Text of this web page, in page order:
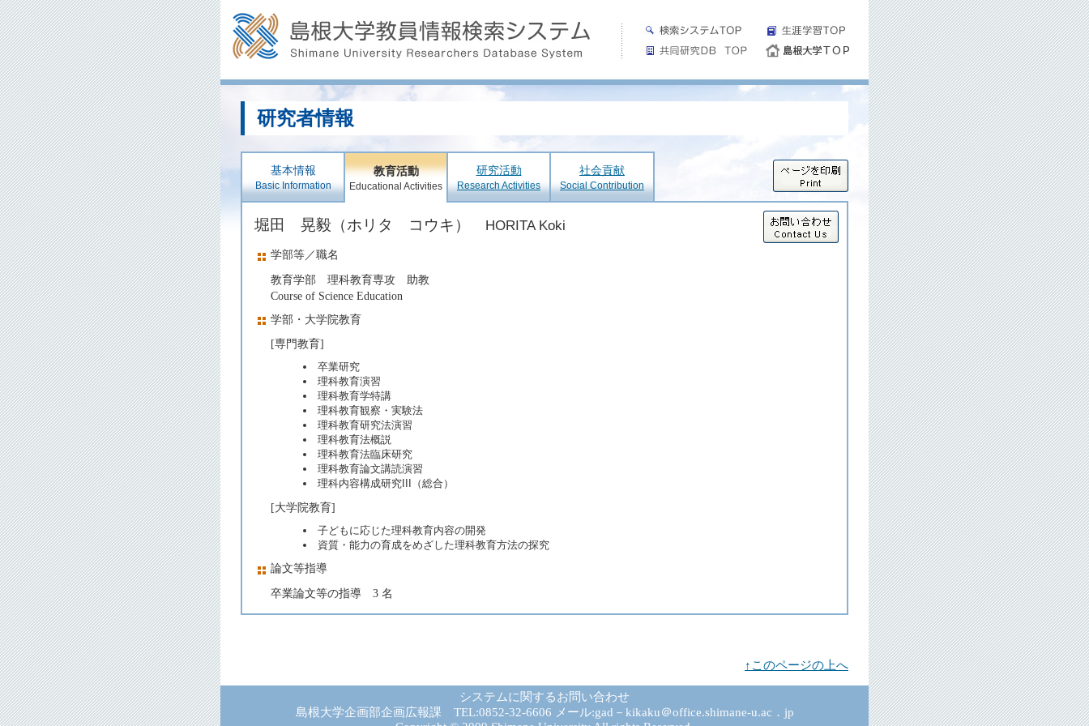
研究者情報
基本情報
Basic Information
教育活動
Educational Activities
研究活動
Research Activities
社会貢献
Social Contribution
堀田 晃毅（ホリタ コウキ） HORITA Koki
学部等／職名
教育学部 理科教育専攻 助教
Course of Science Education
学部・大学院教育
[専門教育]
卒業研究
理科教育演習
理科教育学特講
理科教育観察・実験法
理科教育研究法演習
理科教育法概説
理科教育法臨床研究
理科教育論文講読演習
理科内容構成研究III（総合）
[大学院教育]
子どもに応じた理科教育内容の開発
資質・能力の育成をめざした理科教育方法の探究
論文等指導
卒業論文等の指導 3 名
↑このページの上へ
システムに関するお問い合わせ
島根大学企画部企画広報課 TEL:0852-32-6606 メール:gad－kikaku＠office.shimane-u.ac．jp